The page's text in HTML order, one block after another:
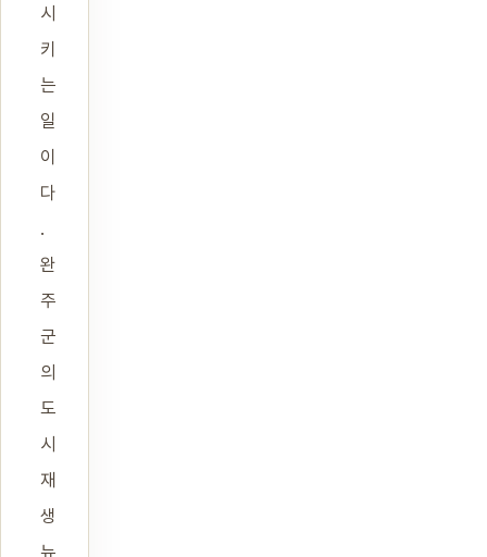
시
키
는
일
이
다
.
완
주
군
의
도
시
재
생
뉴